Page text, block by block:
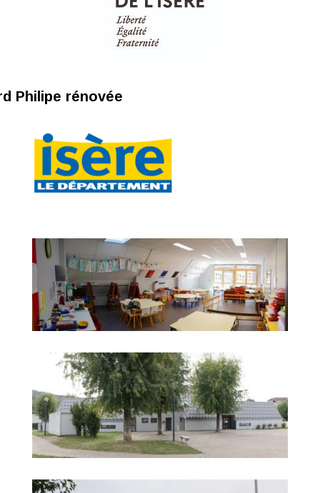
Philipe rénovée